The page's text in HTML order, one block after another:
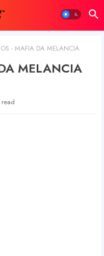
- MAFIA DA MELANCIA
MELANCIA